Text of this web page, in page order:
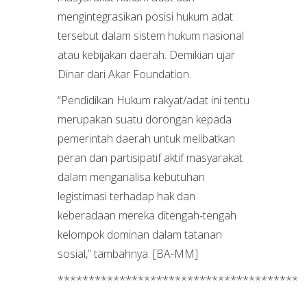
mengintegrasikan posisi hukum adat
tersebut dalam sistem hukum nasional
atau kebijakan daerah. Demikian ujar
Dinar dari Akar Foundation.
“Pendidikan Hukum rakyat/adat ini tentu
merupakan suatu dorongan kepada
pemerintah daerah untuk melibatkan
peran dan partisipatif aktif masyarakat
dalam menganalisa kebutuhan
legistimasi terhadap hak dan
keberadaan mereka ditengah-tengah
kelompok dominan dalam tatanan
sosial,” tambahnya. [BA-MM]
***************************************